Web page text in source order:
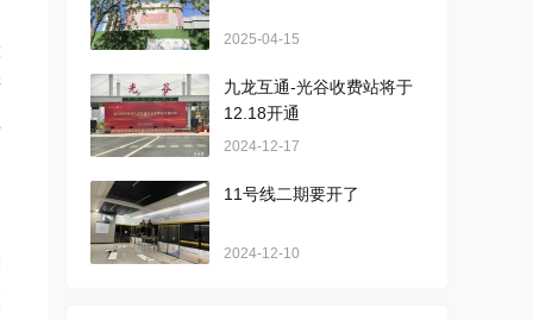
2025-04-15
九龙互通-光谷收费站将于
12.18开通
2024-12-17
11号线二期要开了
2024-12-10